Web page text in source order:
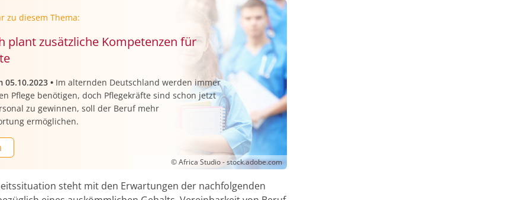
zu diesem Thema:
plant zusätzliche Kompetenzen für
05.10.2023 • Im alternden Deutschland werden immer
Pflege benötigen, doch Pflegekräfte sind schon jetzt
zu gewinnen, soll der Beruf mehr
ermöglichen.
© Africa Studio - stock.adobe.com
steht mit den Erwartungen der nachfolgenden